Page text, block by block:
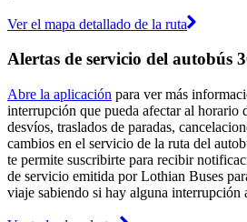
Ver el mapa detallado de la ruta
Alertas de servicio del autobús
Abre la aplicación para ver más
interrupción que pueda afectar al horario
desvíos, traslados de paradas,
cambios en el servicio de la ruta del
te permite suscribirte para recibir
de servicio emitida por Lothian Buses
viaje sabiendo si hay alguna interrupción